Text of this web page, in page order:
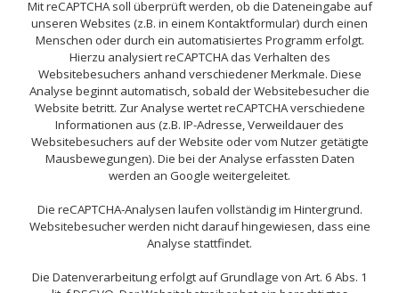
Mit reCAPTCHA soll überprüft werden, ob die Dateneingabe auf
unseren Websites (z.B. in einem Kontaktformular) durch einen
Menschen oder durch ein automatisiertes Programm erfolgt.
Hierzu analysiert reCAPTCHA das Verhalten des
Websitebesuchers anhand verschiedener Merkmale. Diese
Analyse beginnt automatisch, sobald der Websitebesucher die
Website betritt. Zur Analyse wertet reCAPTCHA verschiedene
Informationen aus (z.B. IP-Adresse, Verweildauer des
Websitebesuchers auf der Website oder vom Nutzer getätigte
Mausbewegungen). Die bei der Analyse erfassten Daten
werden an Google weitergeleitet.
Die reCAPTCHA-Analysen laufen vollständig im Hintergrund.
Websitebesucher werden nicht darauf hingewiesen, dass eine
Analyse stattfindet.
Die Datenverarbeitung erfolgt auf Grundlage von Art. 6 Abs. 1